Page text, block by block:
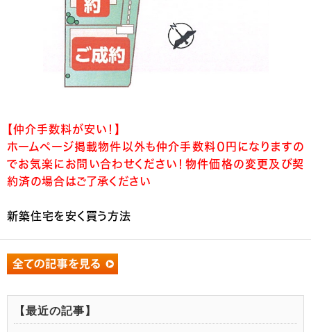
【仲介手数料が安い！】
ホームページ掲載物件以外も仲介手数料０円になりますの
でお気楽にお問い合わせください！物件価格の変更及び契
約済の場合はご了承ください
新築住宅を安く買う方法
【最近の記事】